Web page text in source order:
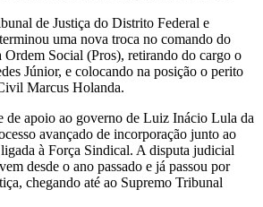
de Justiça do Distrito Federal e
uma nova troca no comando do
Social (Pros), retirando do cargo o
Júnior, e colocando na posição o perito
Marcus Holanda.
de apoio ao governo de Luiz Inácio Lula da
avançado de incorporação junto ao
à Força Sindical. A disputa judicial
desde o ano passado e já passou por
chegando até ao Supremo Tribunal